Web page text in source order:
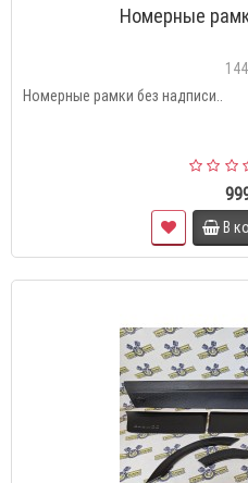
Номерные
Номерные рамки без надписи..
В